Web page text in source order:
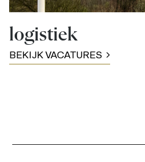
logistiek
BEKIJK VACATURES